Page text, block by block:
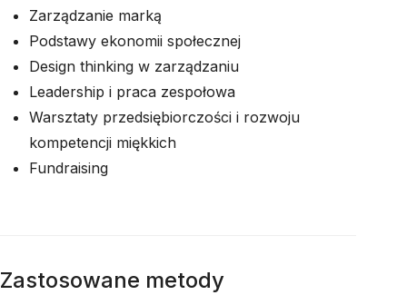
Zarządzanie marką
Podstawy ekonomii społecznej
Design thinking w zarządzaniu
Leadership i praca zespołowa
Warsztaty przedsiębiorczości i rozwoju
kompetencji miękkich
Fundraising
Zastosowane metody